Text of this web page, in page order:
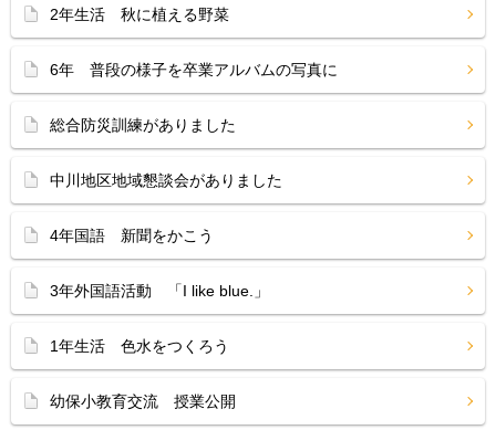
2年生活 秋に植える野菜
6年 普段の様子を卒業アルバムの写真に
総合防災訓練がありました
中川地区地域懇談会がありました
4年国語 新聞をかこう
3年外国語活動 「I like blue.」
1年生活 色水をつくろう
幼保小教育交流 授業公開